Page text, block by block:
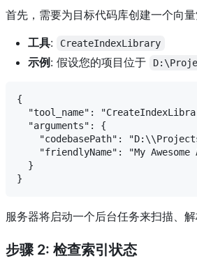
首先，需要为目标代码库创建一个向
工具: CreateIndexLibrary
示例: 假设您的项目位于
{
"tool_name":
  "arguments": {
"codebasePath":
"friendlyName": "My Awesome
  }
服务器将启动一个后台任务来扫描、解
步骤 2: 检查索引状态